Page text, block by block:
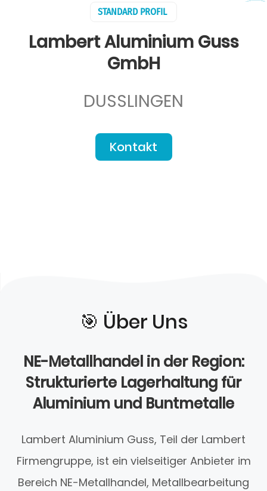
STANDARD PROFIL
Lambert Aluminium Guss
GmbH
DUSSLINGEN
Kontakt
🎯️ Über Uns
NE-Metallhandel in der Region:
Strukturierte Lagerhaltung für
Aluminium und Buntmetalle
Lambert Aluminium Guss, Teil der Lambert
Firmengruppe, ist ein vielseitiger Anbieter im
Bereich NE-Metallhandel, Metallbearbeitung